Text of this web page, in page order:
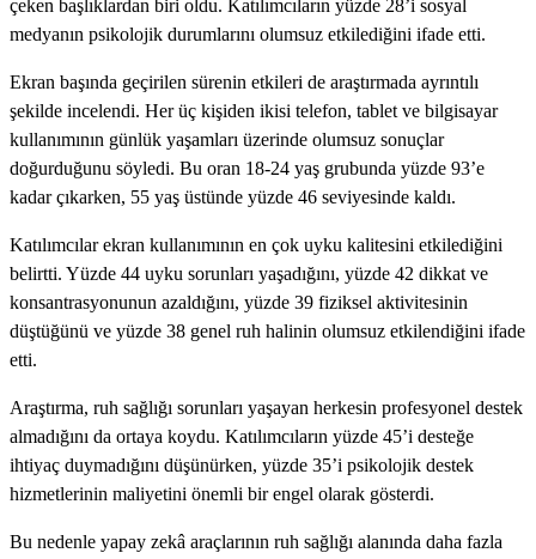
çeken başlıklardan biri oldu. Katılımcıların yüzde 28’i sosyal
medyanın psikolojik durumlarını olumsuz etkilediğini ifade etti.
Ekran başında geçirilen sürenin etkileri de araştırmada ayrıntılı
şekilde incelendi. Her üç kişiden ikisi telefon, tablet ve bilgisayar
kullanımının günlük yaşamları üzerinde olumsuz sonuçlar
doğurduğunu söyledi. Bu oran 18-24 yaş grubunda yüzde 93’e
kadar çıkarken, 55 yaş üstünde yüzde 46 seviyesinde kaldı.
Katılımcılar ekran kullanımının en çok uyku kalitesini etkilediğini
belirtti. Yüzde 44 uyku sorunları yaşadığını, yüzde 42 dikkat ve
konsantrasyonunun azaldığını, yüzde 39 fiziksel aktivitesinin
düştüğünü ve yüzde 38 genel ruh halinin olumsuz etkilendiğini ifade
etti.
Araştırma, ruh sağlığı sorunları yaşayan herkesin profesyonel destek
almadığını da ortaya koydu. Katılımcıların yüzde 45’i desteğe
ihtiyaç duymadığını düşünürken, yüzde 35’i psikolojik destek
hizmetlerinin maliyetini önemli bir engel olarak gösterdi.
Bu nedenle yapay zekâ araçlarının ruh sağlığı alanında daha fazla